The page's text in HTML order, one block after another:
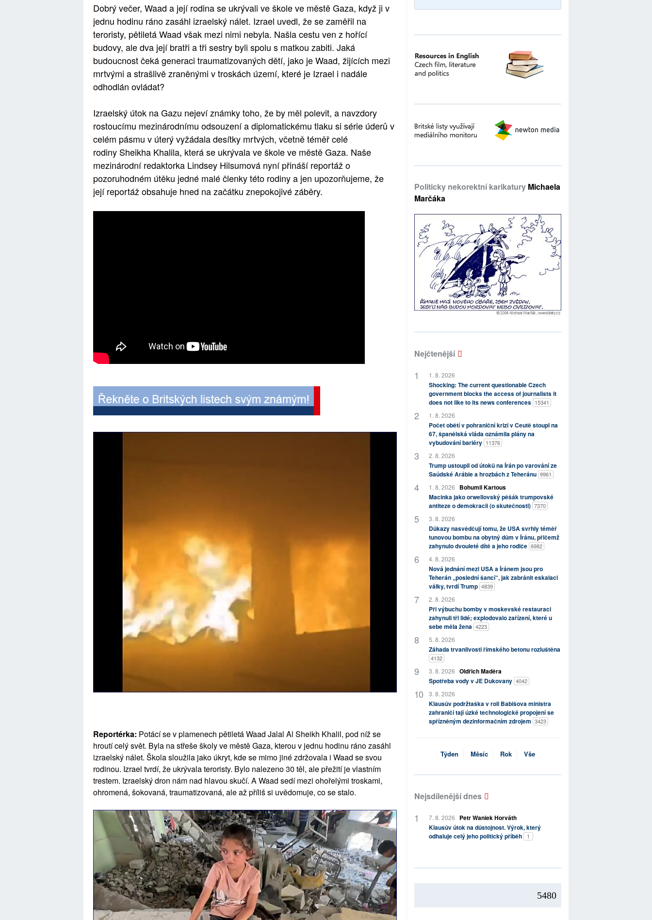
Dobrý večer, Waad a její rodina se ukrývali ve škole ve městě Gaza, když ji v
jednu hodinu ráno zasáhl izraelský nálet. Izrael uvedl, že se zaměřil na
teroristy, pětiletá Waad však mezi nimi nebyla. Našla cestu ven z hořící
budovy, ale dva její bratři a tři sestry byli spolu s matkou zabiti. Jaká
budoucnost čeká generaci traumatizovaných dětí, jako je Waad, žijících mezi
mrtvými a strašlivě zraněnými v troskách území, které je Izrael i nadále
odhodlán ovládat?
Izraelský útok na Gazu nejeví známky toho, že by měl polevit, a navzdory
rostoucímu mezinárodnímu odsouzení a diplomatickému tlaku si série úderů v
celém pásmu v úterý vyžádala desítky mrtvých, včetně téměř celé
rodiny Sheikha Khalila, která se ukrývala ve škole ve městě Gaza. Naše
mezinárodní redaktorka Lindsey Hilsumová nyní přináší reportáž o
pozoruhodném útěku jedné malé členky této rodiny a jen upozorňujeme, že
její reportáž obsahuje hned na začátku znepokojivé záběry.
Reportérka: Potácí se v plamenech pětiletá Waad Jalal Al Sheikh Khalil, pod níž se
hroutí celý svět. Byla na střeše školy ve městě Gaza, kterou v jednu hodinu ráno zasáhl
izraelský nálet. Škola sloužila jako úkryt, kde se mimo jiné zdržovala i Waad se svou
rodinou. Izrael tvrdí, že ukrývala teroristy. Bylo nalezeno 30 těl, ale přežití je vlastním
trestem. Izraelský dron nám nad hlavou skučí. A Waad sedí mezi ohořelými troskami,
ohromená, šokovaná, traumatizovaná, ale až příliš si uvědomuje, co se stalo.
Politicky nekorektní karikatury Michaela
Marčáka
Nejčtenější
1. 8. 2026
Shocking: The current questionable Czech
government blocks the access of journalists it
does not like to its news conferences 15341
1. 8. 2026
Počet obětí v pohraniční krizi v Ceutě stoupl na
67, španělská vláda oznámila plány na
vybudování bariéry 11376
2. 8. 2026
Trump ustoupil od útoků na Írán po varování ze
Saúdské Arábie a hrozbách z Teheránu 9961
1. 8. 2026
Bohumil Kartous
Macinka jako orwellovský pěšák trumpovské
antiteze o demokracii (o skutečnosti) 7370
3. 8. 2026
Důkazy nasvědčují tomu, že USA svrhly téměř
tunovou bombu na obytný dům v Íránu, přičemž
zahynulo dvouleté dítě a jeho rodiče 6982
4. 8. 2026
Nová jednání mezi USA a Íránem jsou pro
Teherán „poslední šancí“, jak zabránit eskalaci
války, tvrdí Trump 4839
2. 8. 2026
Při výbuchu bomby v moskevské restauraci
zahynuli tři lidé; explodovalo zařízení, které u
sebe měla žena 4223
5. 8. 2026
Záhada trvanlivosti římského betonu rozluštěna
4132
3. 8. 2026 Oldřich Maděra
Spotřeba vody v JE Dukovany 4042
3. 8. 2026
Klausův podržtaška v roli Babišova ministra
zahraničí tají úzké technologické propojení se
spřízněným dezinformačním zdrojem 3423
Týden Měsíc Rok Vše
Nejsdílenější dnes
7. 8. 2026
Petr Waniek Horváth
Klausův útok na důstojnost. Výrok, který
odhaluje celý jeho politický příběh
1
5480